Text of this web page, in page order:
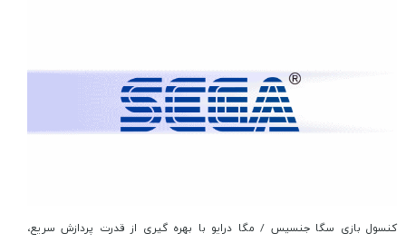
کنسول بازی سگا جنسیس / مگا درایو با بهره گیری از قدرت پردازش سریع،